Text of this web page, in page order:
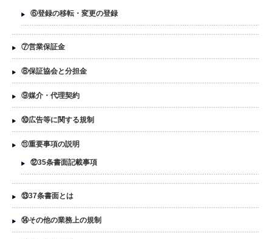
⑥登録の移転・変更の登録
⑦営業保証金
⑧保証協会と分担金
⑨媒介・代理契約
⑩広告等に関する規制
⑪重要事項の説明
⑫35条書面記載事項
⑬37条書面とは
⑭その他の業務上の規制